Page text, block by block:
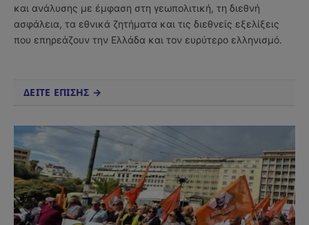
και ανάλυσης με έμφαση στη γεωπολιτική, τη διεθνή
ασφάλεια, τα εθνικά ζητήματα και τις διεθνείς εξελίξεις
που επηρεάζουν την Ελλάδα και τον ευρύτερο ελληνισμό.
ΔΕΙΤΕ ΕΠΙΣΗΣ →